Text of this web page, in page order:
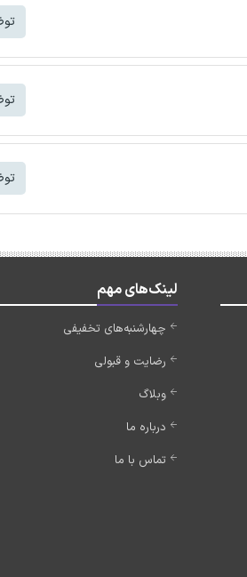
لینک‌های مهم
چهارشنبه‌های تخفیفی
رضایت و قبولی
وبلاگ
درباره ما
تماس با ما